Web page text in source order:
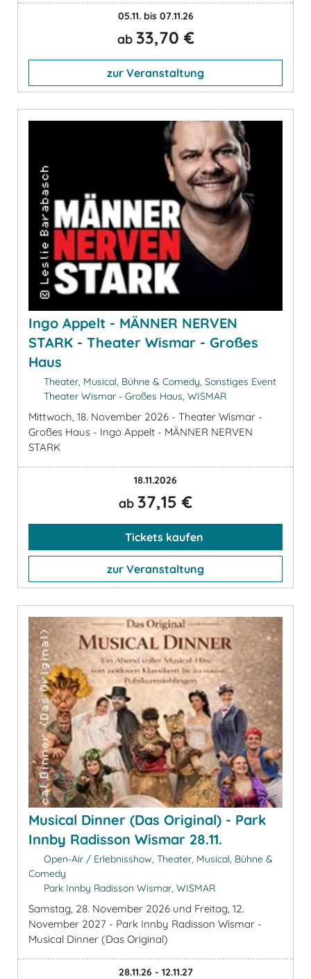
05.11. bis 07.11.26
ab 33,70 €
zur Veranstaltung
Ingo Appelt - MÄNNER NERVEN
STARK - Theater Wismar - Großes
Haus
Theater, Musical, Bühne & Comedy, Sonstiges Event
Theater Wismar - Großes Haus, WISMAR
Mittwoch, 18. November 2026 - Theater Wismar -
Großes Haus - Ingo Appelt - MÄNNER NERVEN
STARK
18.11.2026
ab 37,15 €
Tickets kaufen
zur Veranstaltung
Musical Dinner (Das Original) - Park
Innby Radisson Wismar 28.11.
Open-Air / Erlebnisshow, Theater, Musical, Bühne &
Comedy
Park Innby Radisson Wismar, WISMAR
Samstag, 28. November 2026 und Freitag, 12.
November 2027 - Park Innby Radisson Wismar -
Musical Dinner (Das Original)
28.11.26 - 12.11.27